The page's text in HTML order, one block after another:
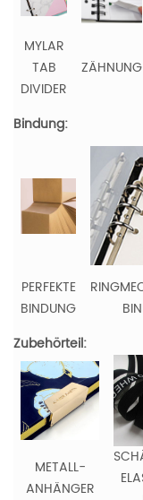
MYLAR
TAB
DIVIDER
ZÄHNUNG
Bindung:
PERFEKTE
BINDUNG
Zubehörteil:
METALL-
ANHÄNGER